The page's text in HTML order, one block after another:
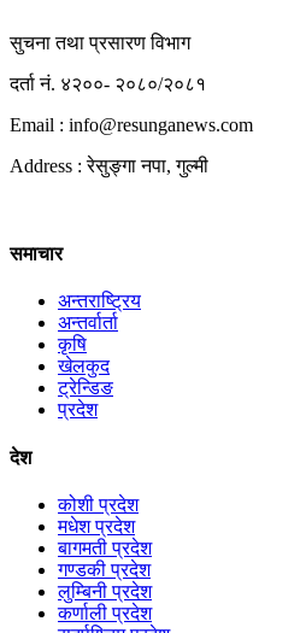
सुचना तथा प्रसारण विभाग
दर्ता नं. ४२००- २०८०/२०८१
Email : info@resunganews.com
Address : रेसुङ्गा नपा, गुल्मी
समाचार
अन्तराष्ट्रिय
अन्तर्वार्ता
कृषि
खेलकुद
ट्रेन्डिङ
प्रदेश
देश
कोशी प्रदेश
मधेश प्रदेश
बागमती प्रदेश
गण्डकी प्रदेश
लुम्बिनी प्रदेश
कर्णाली प्रदेश